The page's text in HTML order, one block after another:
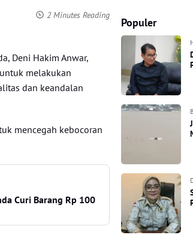
2 Minutes Reading
Deni Hakim Anwar,
melakukan
dan keandalan
mencegah kebocoran
Curi Barang Rp 100
Populer